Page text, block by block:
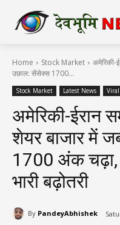
Home Stock Market
अमेरिकी-
उछाल: सेंसेक्स 1700...
Stock Market Latest News
अमेरिकी-ईरान
शेयर बाजार में
1700 अंक चढ़ा,
भारी बढ़ोतरी
By PandeyAbhishek